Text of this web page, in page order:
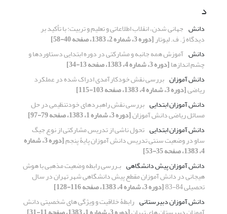
د
دانش جهانی شدن، انقلاب اطلاعاتی و تعلیم و تربیت: با تأکید بر
دیدگاه ژ. ف. لیوتار[دوره 3، شماره 2، 1383، صفحه 40-58]
دانش آموزش همه جانبه و مشارکتی در دوره ابتدایی دستاوردها و
چشم اندازها[دوره 3، شماره 4، 1383، صفحه 13-34]
دانش آموزان بررسی نقش خودکارآمدی ادراک شده در عملکرد
ریاضی[دوره 3، شماره 4، 1383، صفحه 103-115]
دانش آموزان ابتدایی بررسی نقش راهبردهای خودتنظیمی در حل
مسائل ریاضی دانش آموزان[دوره 3، شماره 1، 1383، صفحه 79-97]
دانش آموزان ابتدایی تحول ناشی از تدریس مشارکتی از نوع جیگ
ساو در وضعیت سنتی تدریس دانش آموزان پایۀ پنجم [دوره 3، شماره
4، 1383، صفحه 35-53]
دانش آموزان پیش دانشگاهی بـررسی رابطه وضعیت مذهبی با هوش
هیجانی در دانش آموزان مقطع پیش دانشگاهی شهر تهران در سال
تحصیلی 84-83
[دوره 3، شماره 4، 1383، صفحه 116-128]
دانش آموزان دبیرستانی رابطۀ خلاقیت و ویژگی های شخصیتی دانش